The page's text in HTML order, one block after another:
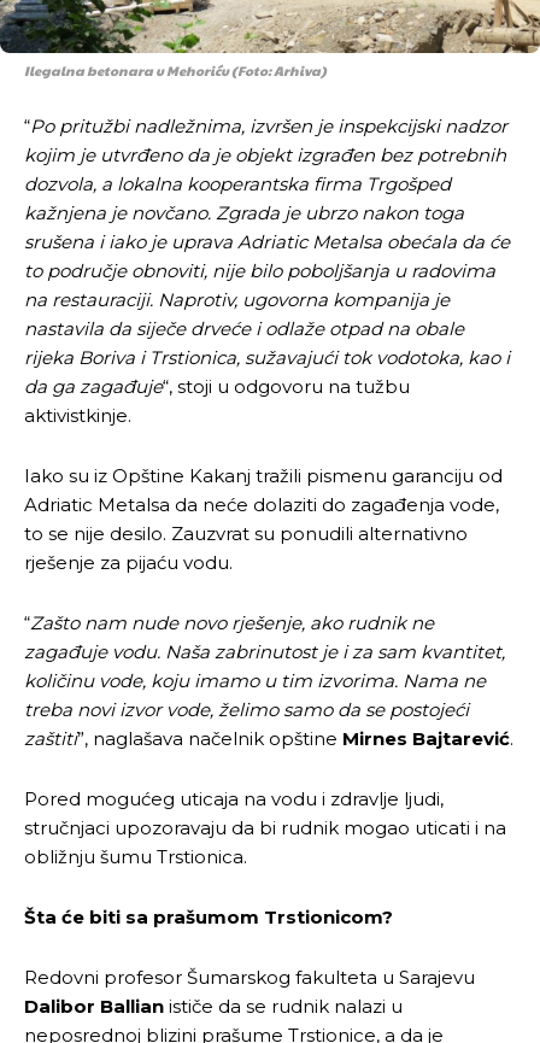
Ilegalna betonara u Mehoriću (Foto: Arhiva)
“Po pritužbi nadležnima, izvršen je inspekcijski nadzor
kojim je utvrđeno da je objekt izgrađen bez potrebnih
dozvola, a lokalna kooperantska firma Trgošped
kažnjena je novčano. Zgrada je ubrzo nakon toga
srušena i iako je uprava Adriatic Metalsa obećala da će
to područje obnoviti, nije bilo poboljšanja u radovima
na restauraciji. Naprotiv, ugovorna kompanija je
nastavila da siječe drveće i odlaže otpad na obale
rijeka Boriva i Trstionica, sužavajući tok vodotoka, kao i
da ga zagađuje“, stoji u odgovoru na tužbu
aktivistkinje.
Iako su iz Opštine Kakanj tražili pismenu garanciju od
Adriatic Metalsa da neće dolaziti do zagađenja vode,
to se nije desilo. Zauzvrat su ponudili alternativno
rješenje za pijaću vodu.
“Zašto nam nude novo rješenje, ako rudnik ne
zagađuje vodu. Naša zabrinutost je i za sam kvantitet,
količinu vode, koju imamo u tim izvorima. Nama ne
treba novi izvor vode, želimo samo da se postojeći
zaštiti”, naglašava načelnik opštine Mirnes Bajtarević.
Pored mogućeg uticaja na vodu i zdravlje ljudi,
stručnjaci upozoravaju da bi rudnik mogao uticati i na
obližnju šumu Trstionica.
Šta će biti sa prašumom Trstionicom?
Redovni profesor Šumarskog fakulteta u Sarajevu
Dalibor Ballian ističe da se rudnik nalazi u
neposrednoj blizini prašume Trstionice, a da je